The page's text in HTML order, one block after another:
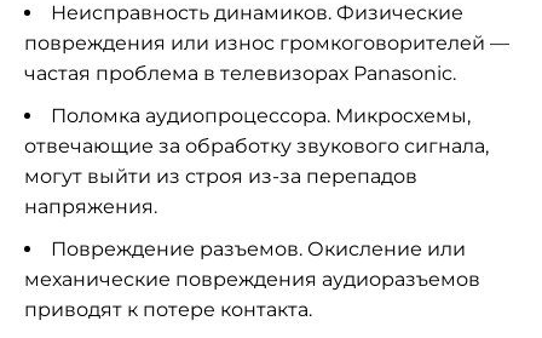
Неисправность динамиков. Физические
повреждения или износ громкоговорителей —
частая проблема в телевизорах Panasonic.
Поломка аудиопроцессора. Микросхемы,
отвечающие за обработку звукового сигнала,
могут выйти из строя из-за перепадов
напряжения.
Повреждение разъемов. Окисление или
механические повреждения аудиоразъемов
приводят к потере контакта.